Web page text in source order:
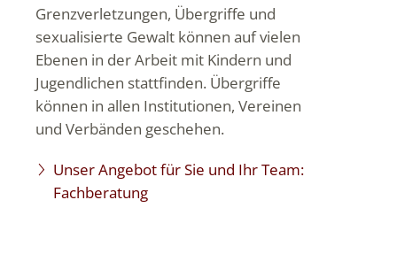
Grenzverletzungen, Übergriffe und
sexualisierte Gewalt können auf vielen
Ebenen in der Arbeit mit Kindern und
Jugendlichen stattfinden. Übergriffe
können in allen Institutionen, Vereinen
und Verbänden geschehen.
Unser Angebot für Sie und Ihr Team:
Fachberatung